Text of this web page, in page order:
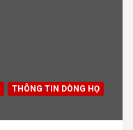
THÔNG TIN DÒNG HỌ